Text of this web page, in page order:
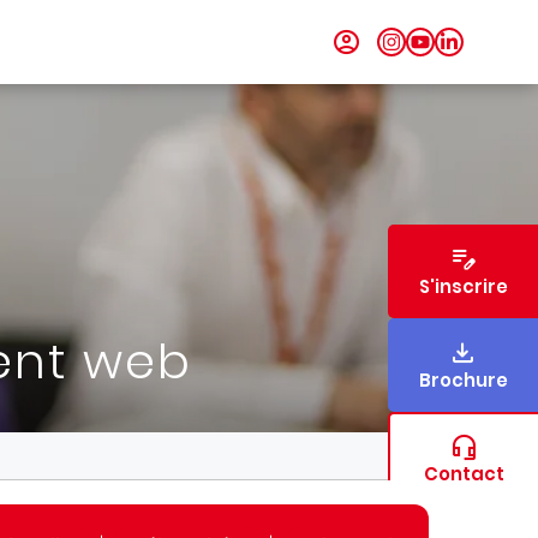
web
S'inscrire
Brochure
Contact